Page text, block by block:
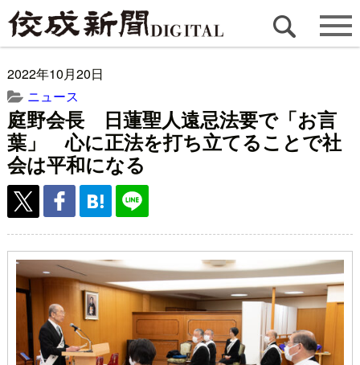
2022年10月20日
ニュース
庭野会長 日蓮聖人遠忌法要で「お言
葉」 心に正法を打ち立てることで社
会は平和になる